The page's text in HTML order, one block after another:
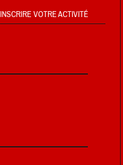
INSCRIRE VOTRE ACTIVITÉ